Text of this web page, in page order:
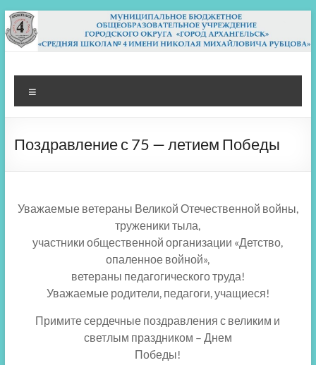
Перейти
к
содержимому
МБОУ СШ 4
Архангельск
Поздравление с 75 — летием Победы
Уважаемые ветераны Великой Отечественной войны,
труженики тыла,
участники общественной организации «Детство,
опаленное войной»,
ветераны педагогического труда!
Уважаемые родители, педагоги, учащиеся!
Примите сердечные поздравления с великим и
светлым праздником – Днем
Победы!